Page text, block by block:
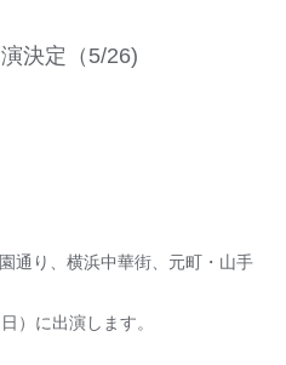
決定（5/26)
通り、横浜中華街、元町・山手
）に出演します。